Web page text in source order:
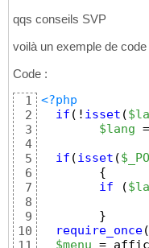
qqs conseils SVP
voilà un exemple de
Code :
1
2
3
4
5
6
7
8
9
10
<?php
if ( ! isset (
$lang
if (isset (
{
if
(
}
require_once(
$menu =